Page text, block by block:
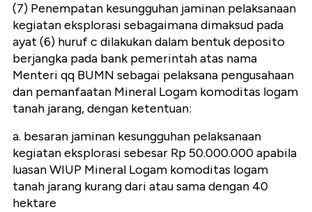
(7) Penempatan kesungguhan jaminan pelaksanaan
kegiatan eksplorasi sebagaimana dimaksud pada
ayat (6) huruf c dilakukan dalam bentuk deposito
berjangka pada bank pemerintah atas nama
Menteri qq BUMN sebagai pelaksana pengusahaan
dan pemanfaatan Mineral Logam komoditas logam
tanah jarang, dengan ketentuan:
a. besaran jaminan kesungguhan pelaksanaan
kegiatan eksplorasi sebesar Rp 50.000.000 apabila
luasan WIUP Mineral Logam komoditas logam
tanah jarang kurang dari atau sama dengan 40
hektare